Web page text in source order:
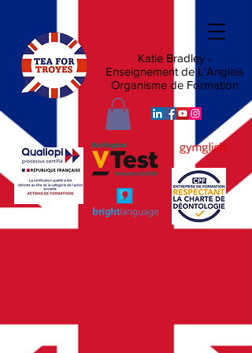
Katie Bradley -
Enseignement de L'Anglais
Organisme de Formation